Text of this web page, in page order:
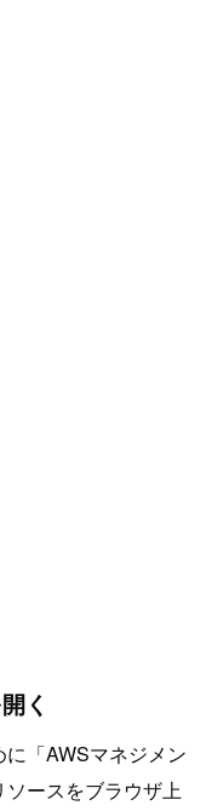
く
「AWSマネジメン
ソースをブラウザ上